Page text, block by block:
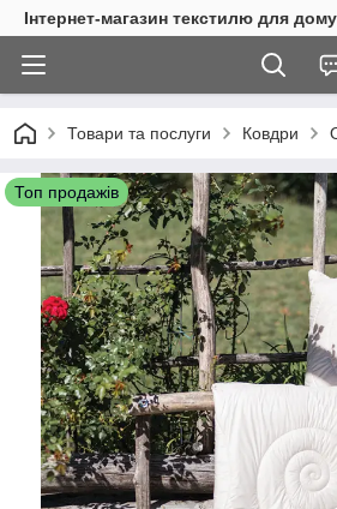
Інтернет-магазин текстилю для
Товари та послуги Ковдри
Топ продажів